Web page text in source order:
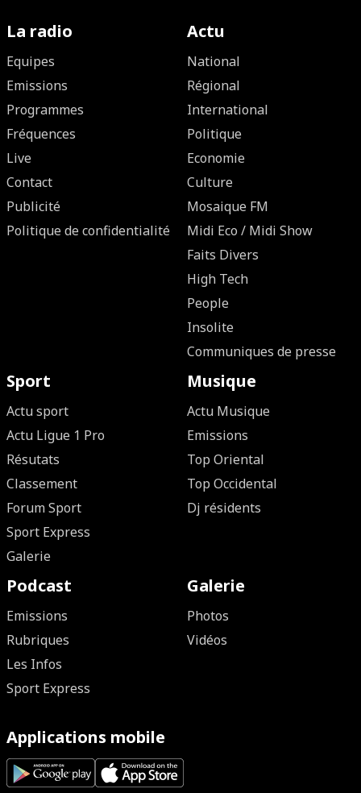
La radio
Equipes
Emissions
Programmes
Fréquences
Live
Contact
Publicité
Politique de confidentialité
Actu
National
Régional
International
Politique
Economie
Culture
Mosaique FM
Midi Eco / Midi Show
Faits Divers
High Tech
People
Insolite
Communiques de presse
Sport
Actu sport
Actu Ligue 1 Pro
Résutats
Classement
Forum Sport
Sport Express
Galerie
Musique
Actu Musique
Emissions
Top Oriental
Top Occidental
Dj résidents
Podcast
Emissions
Rubriques
Les Infos
Sport Express
Galerie
Photos
Vidéos
Applications mobile